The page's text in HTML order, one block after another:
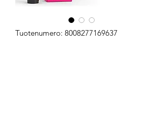
Tuotenumero: 8008277169637